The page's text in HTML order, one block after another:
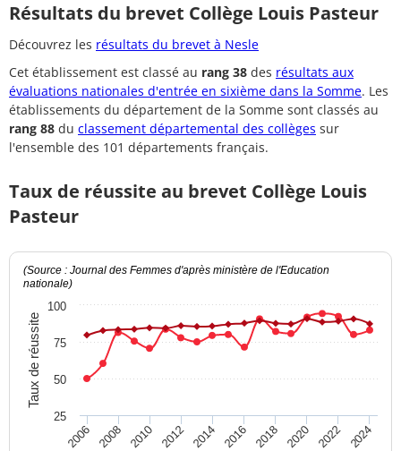
Résultats du brevet Collège Louis Pasteur
Découvrez les résultats du brevet à Nesle
Cet établissement est classé au rang 38 des résultats aux
évaluations nationales d'entrée en sixième dans la Somme. Les
établissements du département de la Somme sont classés au
rang 88 du classement départemental des collèges sur
l'ensemble des 101 départements français.
Taux de réussite au brevet Collège Louis
Pasteur
Taux de réussite
(Source : Journal des Femmes d'après ministère de l'Education
nationale)
2006 2008 2010 2012 2014 2016 2018 2020 2022 2024
25
50
75
100